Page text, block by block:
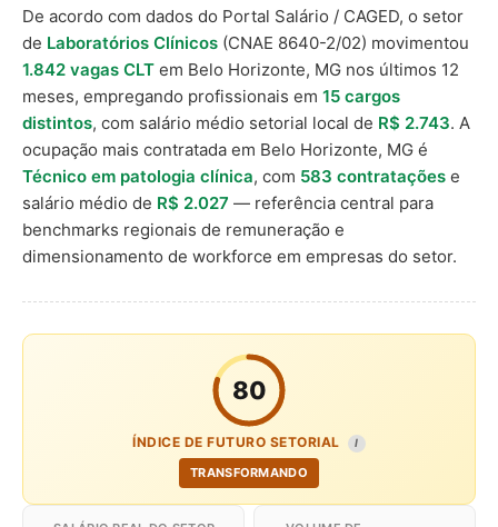
De acordo com dados do Portal Salário / CAGED, o setor
de Laboratórios Clínicos (CNAE 8640-2/02) movimentou
1.842 vagas CLT em Belo Horizonte, MG nos últimos 12
meses, empregando profissionais em 15 cargos
distintos, com salário médio setorial local de R$ 2.743. A
ocupação mais contratada em Belo Horizonte, MG é
Técnico em patologia clínica, com 583 contratações e
salário médio de R$ 2.027 — referência central para
benchmarks regionais de remuneração e
dimensionamento de workforce em empresas do setor.
80
ÍNDICE DE FUTURO SETORIAL I
TRANSFORMANDO